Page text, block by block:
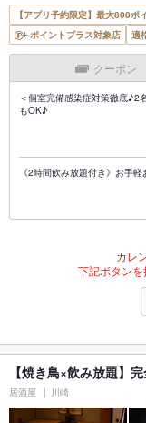
【アプリ予約限定】最大800ポ
ポイントプラス対象店
適
クーポン
＜個室完備感染症対策徹底
もOK♪
《2時間飲み放題付き》お手
カレ
下記ボタンを
【焼き鳥×飲み放題】
居酒屋 川崎